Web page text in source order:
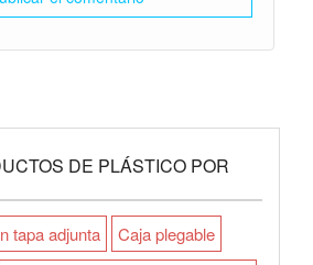
DE PLÁSTICO POR
tapa adjunta
Caja plegable